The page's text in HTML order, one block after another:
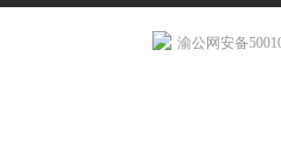
渝公网安备